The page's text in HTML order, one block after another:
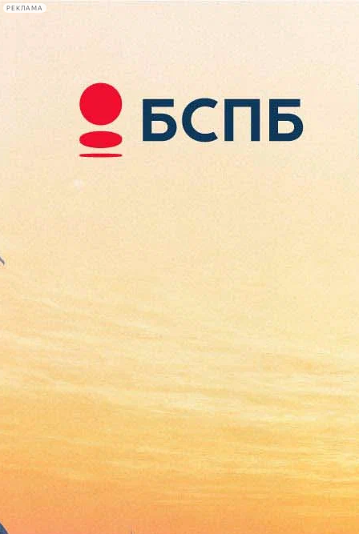
РЕКЛАМА
Сегодня:
2026.08.07
20:21
Афиша Plus
Данила Козловский снимет
«героический» фильм о
Чернобыле
Версия для печати